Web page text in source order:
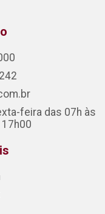
feira das 07h às